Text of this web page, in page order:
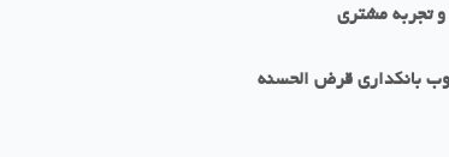
تجربه مشتری
بانکداری قرض الحسنه